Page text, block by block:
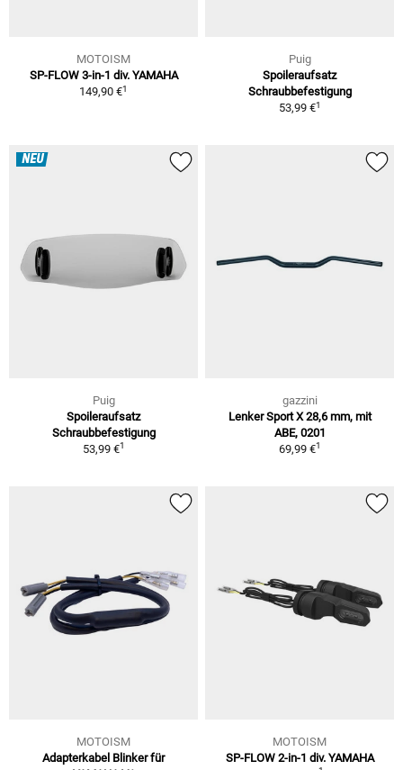
MOTOISM
SP-FLOW 3-in-1 div. YAMAHA
149,90 €1
Puig
Spoileraufsatz
Schraubbefestigung
53,99 €1
NEU
Puig
Spoileraufsatz
Schraubbefestigung
53,99 €1
gazzini
Lenker Sport X 28,6 mm, mit
ABE, 0201
69,99 €1
MOTOISM
Adapterkabel Blinker für
MOTOISM
SP-FLOW 2-in-1 div. YAMAHA